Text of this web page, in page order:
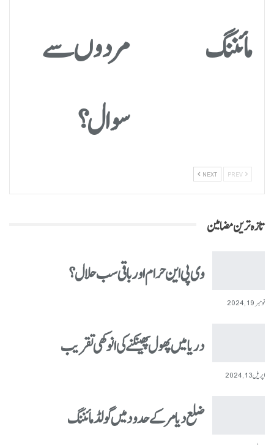
مائننگ
مردوں سے
سوال؟
NEXT
تازہ ترین مضامین
وی پی این حرام اور باقی سب حلال؟
نومبر 19, 2024
دریا میں پھول پھینکنے کی انوکھی تقریب
اپریل 13, 2024
ضلع دیامر کے حدود میں گولڈ مائننگ